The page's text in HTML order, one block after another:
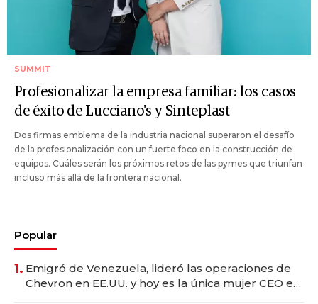
SUMMIT
Profesionalizar la empresa familiar: los casos
de éxito de Lucciano's y Sinteplast
Dos firmas emblema de la industria nacional superaron el desafío
de la profesionalización con un fuerte foco en la construcción de
equipos. Cuáles serán los próximos retos de las pymes que triunfan
incluso más allá de la frontera nacional.
Popular
1. Emigró de Venezuela, lideró las operaciones de
Chevron en EE.UU. y hoy es la única mujer CEO en